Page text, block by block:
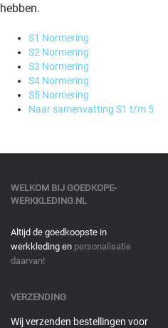
hebben.
S1 Normering
S2 Normering
S3 Normering
S4 Normering
S5 Normering
Naar samenvatting S1 t/m 5
WELKOM BIJ GOEDKOPE-
WERKKLEDING.NL
Altijd de goedkoopste in
werkkleding en personalisatie
daarvan!
VERZENDING
Wij verzenden bestellingen voor